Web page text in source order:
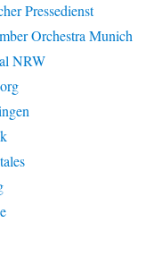
Pressedienst
Orchestra Munich
NRW